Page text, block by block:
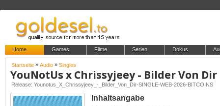
Home Games Filme Serien Dokus
Startseite » Audio » Singles
YouNotUs x Chrissyjeey - Bilder Von Dir
Release: Younotus_X_Chrissyjeey_-_Bilder_Von_Dir-SINGLE-WEB-2026-BITCOINS
Inhaltsangabe